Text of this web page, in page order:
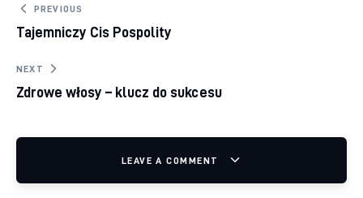
Nawigacja wpisu
PREVIOUS
Tajemniczy Cis Pospolity
NEXT
Zdrowe włosy – klucz do sukcesu
LEAVE A COMMENT